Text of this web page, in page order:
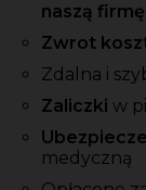
naszą firmę
Zwrot
Zdalna i
Zaliczki w
medyczną